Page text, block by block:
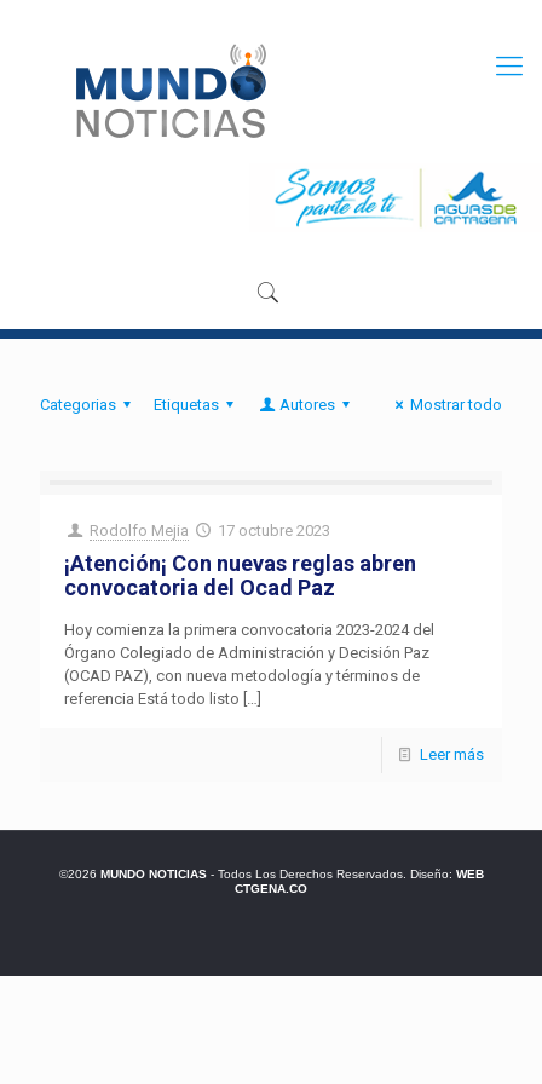
Categorias Etiquetas Autores Mostrar todo
Rodolfo Mejia 17 octubre 2023
¡Atención¡ Con nuevas reglas abren
convocatoria del Ocad Paz
Hoy comienza la primera convocatoria 2023-2024 del
Órgano Colegiado de Administración y Decisión Paz
(OCAD PAZ), con nueva metodología y términos de
referencia Está todo listo […]
Leer más
©2026 MUNDO NOTICIAS- Todos Los Derechos Reservados. Diseño: WEB
CTGENA.CO